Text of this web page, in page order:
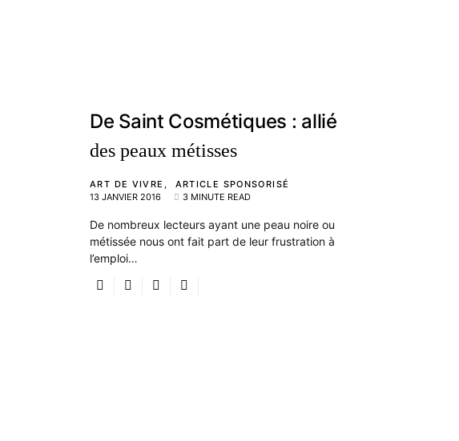
De Saint Cosmétiques : allié
des peaux métisses
ART DE VIVRE
ARTICLE SPONSORISÉ
13 JANVIER 2016
3 MINUTE READ
De nombreux lecteurs ayant une peau noire ou
métissée nous ont fait part de leur frustration à
l’emploi…